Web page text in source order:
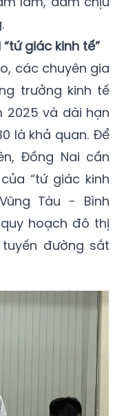
giác kinh tế”
các chuyên gia
trưởng kinh tế
2025 và dài hạn
là khả quan. Để
Đồng Nai cần
“tứ giác kinh
Tàu - Bình
hoạch đô thị
đường sắt